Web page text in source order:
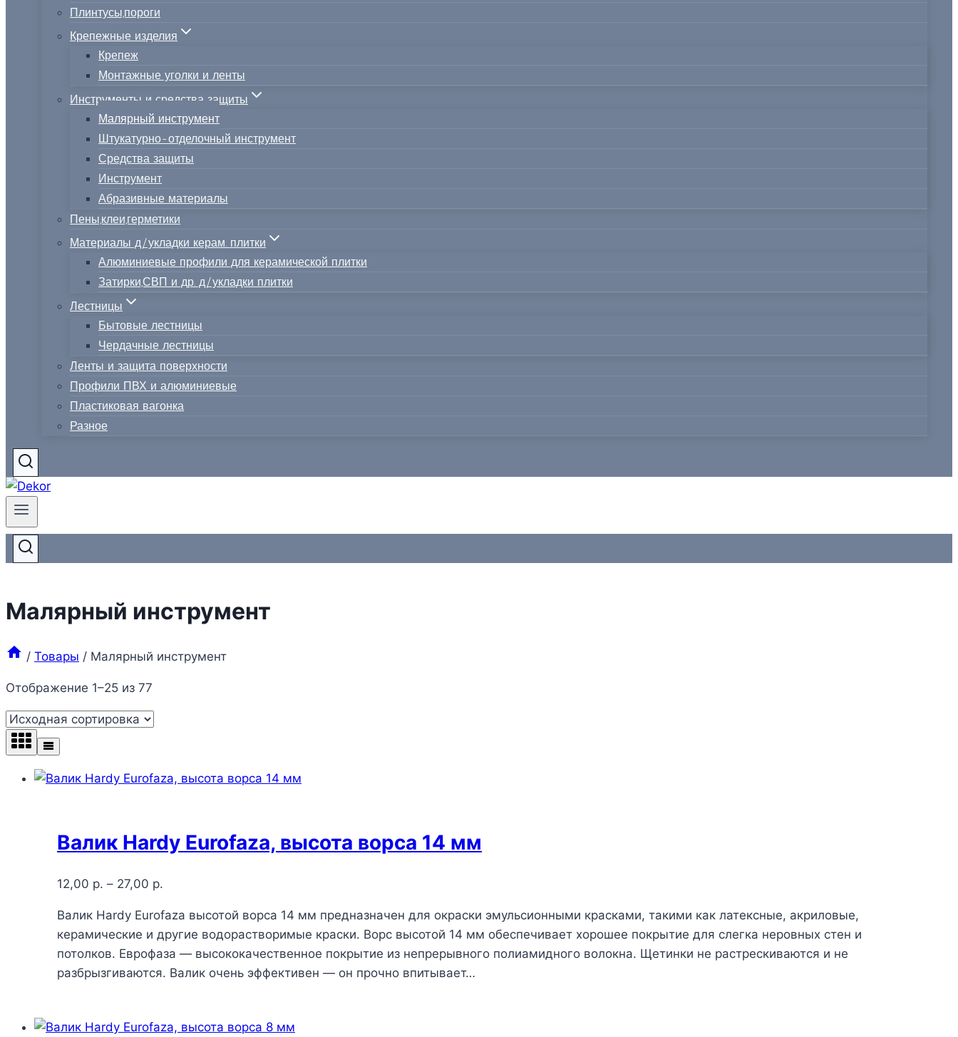
Плинтусы,пороги
Крепежные изделия
Крепеж
Монтажные уголки и ленты
Инструменты и средства защиты
Малярный инструмент
Штукатурно-отделочный инструмент
Средства защиты
Инструмент
Абразивные материалы
Пены,клеи,герметики
Материалы д/укладки керам. плитки
Алюминиевые профили для керамической плитки
Затирки,СВП и др. д/укладки плитки
Лестницы
Бытовые лестницы
Чердачные лестницы
Ленты и защита поверхности
Профили ПВХ и алюминиевые
Пластиковая вагонка
Разное
Малярный инструмент
/ Товары / Малярный инструмент
Отображение 1–25 из 77
Валик Hardy Eurofaza, высота ворса 14 мм
12,00 р. – 27,00 р.
Валик Hardy Eurofaza высотой ворса 14 мм предназначен для окраски эмульсионными красками, такими как латексные, акриловые,
керамические и другие водорастворимые краски. Ворс высотой 14 мм обеспечивает хорошее покрытие для слегка неровных стен и
потолков. Еврофаза — высококачественное покрытие из непрерывного полиамидного волокна. Щетинки не растрескиваются и не
разбрызгиваются. Валик очень эффективен — он прочно впитывает…